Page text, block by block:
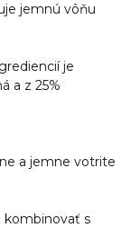
jemnú vôňu
je
a z 25%
a jemne votrite
kombinovať s